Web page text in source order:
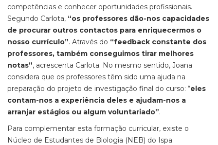
competências e conhecer oportunidades profissionais.
Segundo Carlota, “os professores dão-nos capacidades
de procurar outros contactos para enriquecermos o
nosso currículo”. Através do “feedback constante dos
professores, também conseguimos tirar melhores
notas”, acrescenta Carlota. No mesmo sentido, Joana
considera que os professores têm sido uma ajuda na
preparação do projeto de investigação final do curso: “eles
contam-nos a experiência deles e ajudam-nos a
arranjar estágios ou algum voluntariado”.
Para complementar esta formação curricular, existe o
Núcleo de Estudantes de Biologia (NEB) do Ispa.